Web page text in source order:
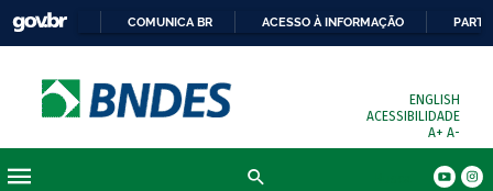
COMUNICA BR ACESSO À INFORMAÇÃO
ENGLISH
ACESSIBILIDADE
A+ A-